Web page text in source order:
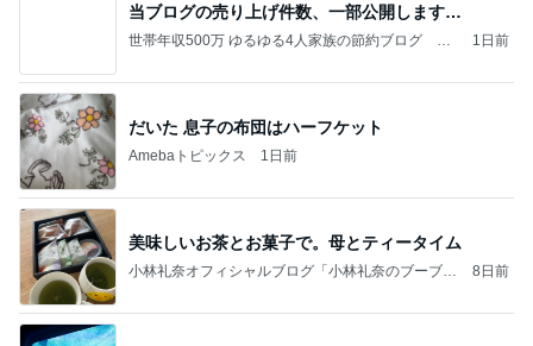
当ブログの売り上げ件数、一部公開します…
世帯年収500万 ゆるゆる4人家族の節約ブログ 〜
1日前
だいた 息子の布団はハーフケット
Amebaトピックス 1日前
美味しいお茶とお菓子で。母とティータイム
小林礼奈オフィシャルブログ「小林礼奈のブーブー
8日前